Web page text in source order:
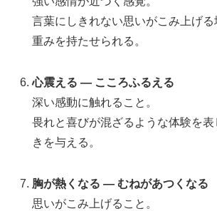
言葉にしきれない思いがこみ上げ
重みを持たせられる。
心震える — こころふるえる
深い感動に触れること。
畏れと喜びが混ざるような体験を
きを与える。
胸が熱くなる — むねがあつくなる
思いがこみ上げること。